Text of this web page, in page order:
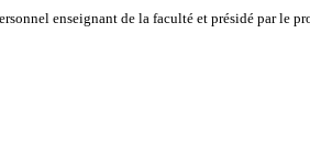
enseignant de la faculté et présidé par le